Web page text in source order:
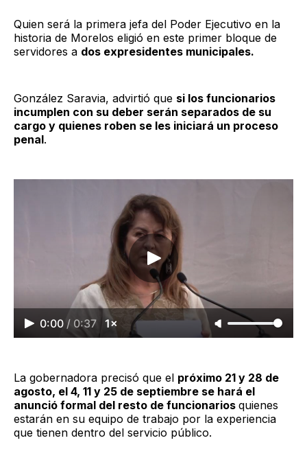
Quien será la primera jefa del Poder Ejecutivo en la
historia de Morelos eligió en este primer bloque de
servidores a dos expresidentes municipales.
González Saravia, advirtió que si los funcionarios
incumplen con su deber serán separados de su
cargo y quienes roben se les iniciará un proceso
penal.
0:00 / 0:37 1×
La gobernadora precisó que el próximo 21 y 28 de
agosto, el 4, 11 y 25 de septiembre se hará el
anunció formal del resto de funcionarios quienes
estarán en su equipo de trabajo por la experiencia
que tienen dentro del servicio público.